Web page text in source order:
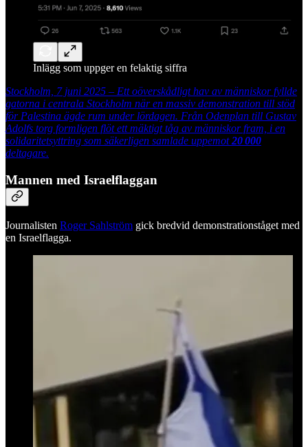
Inlägg som uppger en felaktig siffra
Stockholm, 7 juni 2025 – Ett oöverskådligt hav av människor fyllde
gatorna i centrala Stockholm när en massiv demonstration till stöd
för Palestina ägde rum under lördagen. Från Odenplan till Gustav
Adolfs torg formligen flöt ett mäktigt tåg av människor fram, i en
solidaritetsyttring som säkerligen samlade uppemot20 000
deltagare.
Mannen med Israelflaggan
Journalisten Roger Sahlström gick bredvid demonstrationståget med
en Israelflagga.